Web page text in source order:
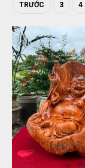
TRƯỚC 3 4